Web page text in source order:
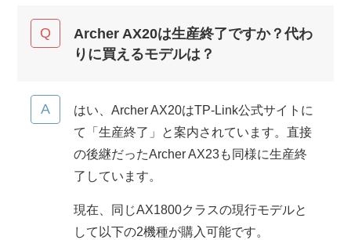
Archer AX20は生産終了ですか？代わ
りに買えるモデルは？
はい、Archer AX20はTP-Link公式サイトに
て「生産終了」と案内されています。直接
の後継だったArcher AX23も同様に生産終
了しています。
現在、同じAX1800クラスの現行モデルと
して以下の2機種が購入可能です。